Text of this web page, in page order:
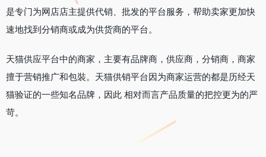
是专门为网店店主提供代销、批发的平台服务，帮助卖家更加快
速地找到分销商或成为供货商的平台。
天猫供应平台中的商家，主要有品牌商，供应商，分销商，商家
擅于营销推广和包裝。天猫供销平台因为商家运营的都是历经天
猫验证的一些知名品牌，因此 相对而言产品质量的把控更为的严
苛。